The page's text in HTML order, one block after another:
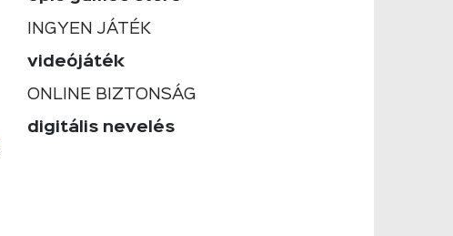
INGYEN JÁTÉK
videójáték
ONLINE BIZTONSÁG
digitális nevelés